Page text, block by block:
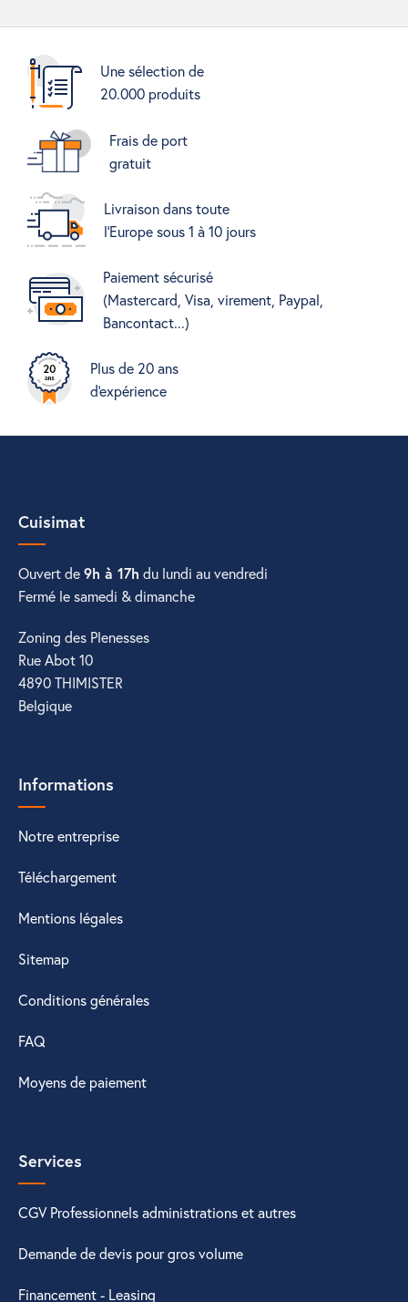
Une sélection de
20.000 produits
Frais de port
gratuit
Livraison dans toute
l'Europe sous 1 à 10 jours
Paiement sécurisé
(Mastercard, Visa, virement, Paypal,
Bancontact...)
Plus de 20 ans
d'expérience
Cuisimat
Ouvert de9h à 17h du lundi au vendredi
Fermé le samedi & dimanche
Zoning des Plenesses
Rue Abot 10
4890 THIMISTER
Belgique
Informations
Notre entreprise
Téléchargement
Mentions légales
Sitemap
Conditions générales
FAQ
Moyens de paiement
Services
CGV Professionnels administrations et autres
Demande de devis pour gros volume
Financement - Leasing